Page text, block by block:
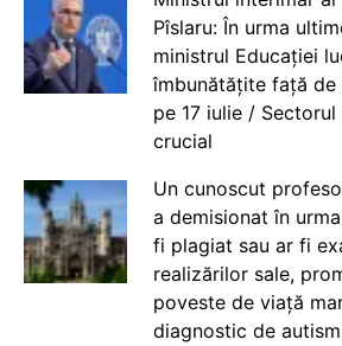
Pîslaru: În urma
ministrul Educației
îmbunătățite față
pe 17 iulie /
crucial
Un cunoscut
a demisionat în
fi plagiat sau ar fi
realizărilor sale,
poveste de viață
diagnostic de